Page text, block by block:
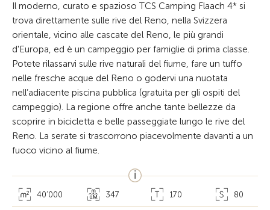
Il moderno, curato e spazioso TCS Camping Flaach 4* si
trova direttamente sulle rive del Reno, nella Svizzera
orientale, vicino alle cascate del Reno, le più grandi
d'Europa, ed è un campeggio per famiglie di prima classe.
Potete rilassarvi sulle rive naturali del fiume, fare un tuffo
nelle fresche acque del Reno o godervi una nuotata
nell’adiacente piscina pubblica (gratuita per gli ospiti del
campeggio). La regione offre anche tante bellezze da
scoprire in bicicletta e belle passeggiate lungo le rive del
Reno. La serate si trascorrono piacevolmente davanti a un
fuoco vicino al fiume.
40’000 347 170 80